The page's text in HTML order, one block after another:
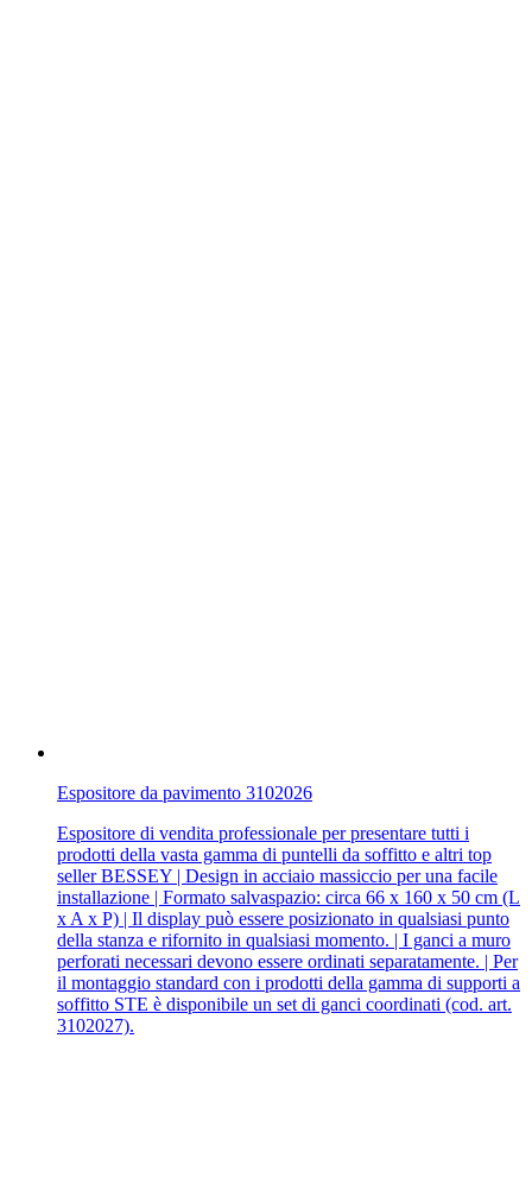
Espositore da pavimento 3102026
Espositore di vendita professionale per presentare tutti i
prodotti della vasta gamma di puntelli da soffitto e altri top
seller BESSEY | Design in acciaio massiccio per una facile
installazione | Formato salvaspazio: circa 66 x 160 x 50 cm (L
x A x P) | Il display può essere posizionato in qualsiasi punto
della stanza e rifornito in qualsiasi momento. | I ganci a muro
perforati necessari devono essere ordinati separatamente. | Per
il montaggio standard con i prodotti della gamma di supporti a
soffitto STE è disponibile un set di ganci coordinati (cod. art.
3102027).